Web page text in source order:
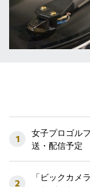
1
女子プロゴル
送・配信予定
「ビックカ